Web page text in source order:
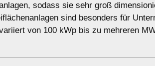
sodass sie sehr groß
sind besonders für
von 100 kWp bis zu mehreren